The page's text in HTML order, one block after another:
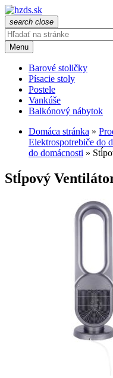
search close
Menu
Barové stoličky
Písacie stoly
Postele
Vankúše
Balkónový nábytok
Domáca stránka »
Elektrospotrebiče do
do domácnosti »
Stĺpový